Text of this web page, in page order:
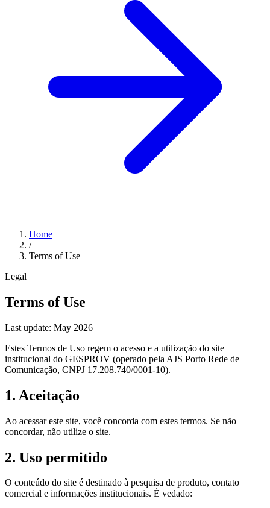
Home
/
Terms of Use
Legal
Terms of Use
Last update: May 2026
Estes Termos de Uso regem o acesso e a utilização do site
institucional do GESPROV (operado pela AJS Porto Rede de
Comunicação, CNPJ 17.208.740/0001-10).
1. Aceitação
Ao acessar este site, você concorda com estes termos. Se não
concordar, não utilize o site.
2. Uso permitido
O conteúdo do site é destinado à pesquisa de produto, contato
comercial e informações institucionais. É vedado: